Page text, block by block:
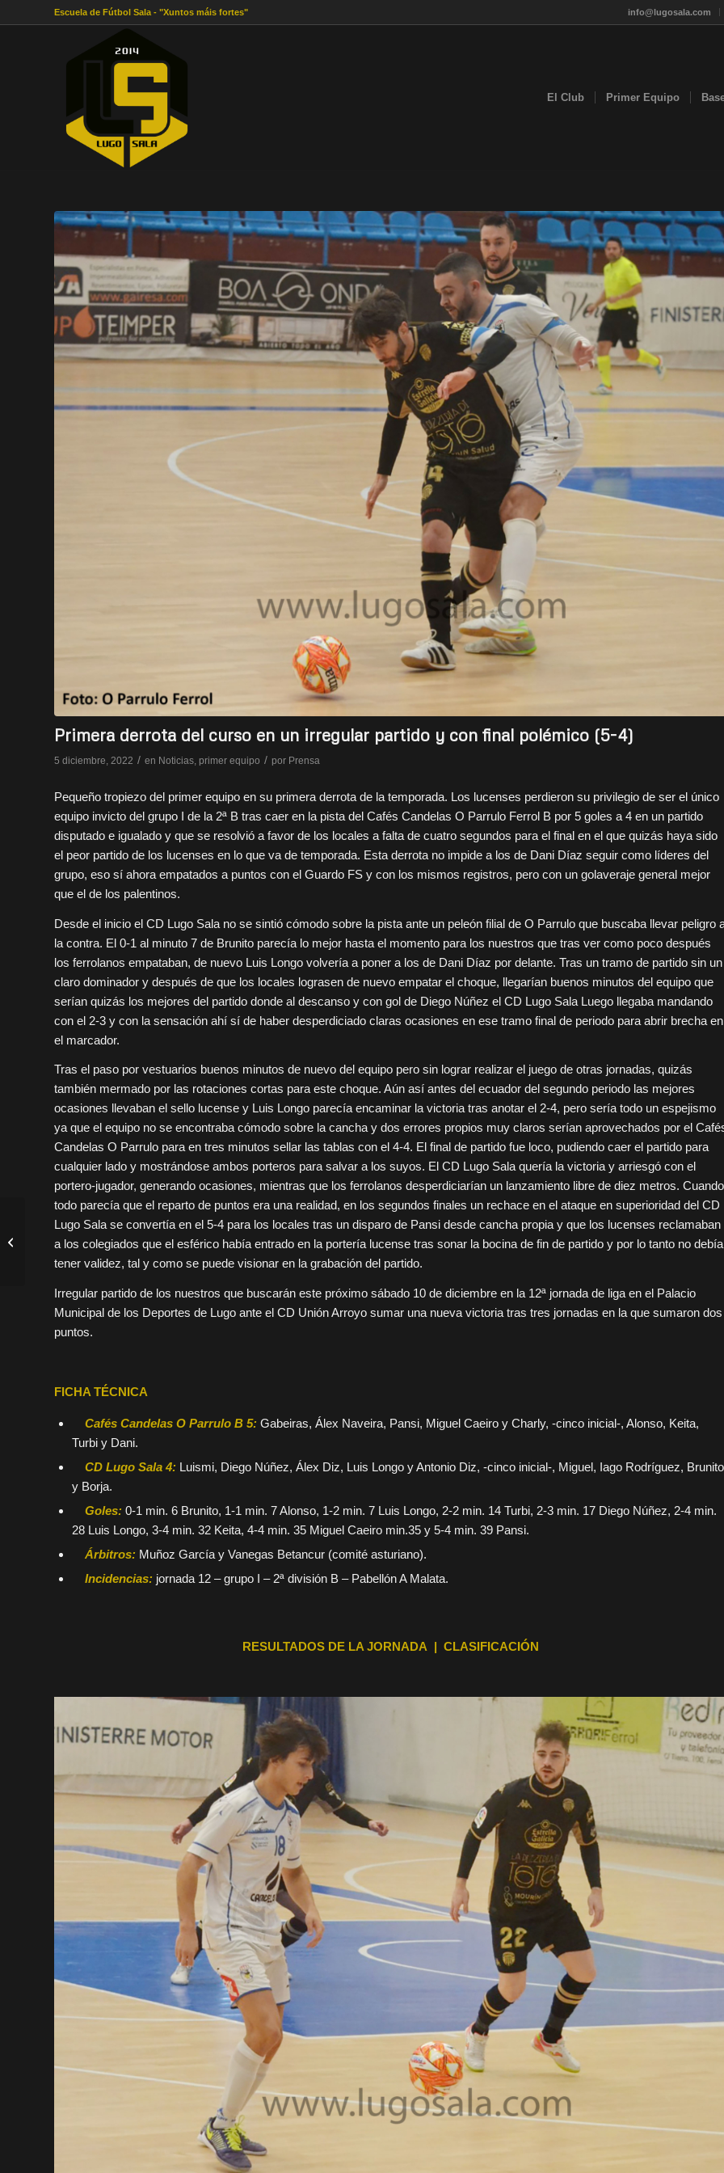
info@lugosala.com
Escuela de Fútbol Sala - "Xuntos máis fortes"
El Club Primer Equipo
Primera derrota del curso en un irregular partido y con final polémico (5-4)
5 diciembre, 2022 / en Noticias, primer equipo / por Prensa
Pequeño tropiezo del primer equipo en su primera derrota de la temporada. Los lucenses perdieron su privilegio de ser el único
equipo invicto del grupo I de la 2ª B tras caer en la pista del Cafés Candelas O Parrulo Ferrol B por 5 goles a 4 en un partido
disputado e igualado y que se resolvió a favor de los locales a falta de cuatro segundos para el final en el que quizás haya sido
el peor partido de los lucenses en lo que va de temporada. Esta derrota no impide a los de Dani Díaz seguir como líderes del
grupo, eso sí ahora empatados a puntos con el Guardo FS y con los mismos registros, pero con un golaveraje general mejor
que el de los palentinos.
Desde el inicio el CD Lugo Sala no se sintió cómodo sobre la pista ante un peleón filial de O Parrulo que buscaba llevar peligro
la contra. El 0-1 al minuto 7 de Brunito parecía lo mejor hasta el momento para los nuestros que tras ver como poco después
los ferrolanos empataban, de nuevo Luis Longo volvería a poner a los de Dani Díaz por delante. Tras un tramo de partido sin un
claro dominador y después de que los locales lograsen de nuevo empatar el choque, llegarían buenos minutos del equipo que
serían quizás los mejores del partido donde al descanso y con gol de Diego Núñez el CD Lugo Sala Luego llegaba mandando
con el 2-3 y con la sensación ahí sí de haber desperdiciado claras ocasiones en ese tramo final de periodo para abrir brecha en
el marcador.
Tras el paso por vestuarios buenos minutos de nuevo del equipo pero sin lograr realizar el juego de otras jornadas, quizás
también mermado por las rotaciones cortas para este choque. Aún así antes del ecuador del segundo periodo las mejores
ocasiones llevaban el sello lucense y Luis Longo parecía encaminar la victoria tras anotar el 2-4, pero sería todo un espejismo
ya que el equipo no se encontraba cómodo sobre la cancha y dos errores propios muy claros serían aprovechados por el
Candelas O Parrulo para en tres minutos sellar las tablas con el 4-4. El final de partido fue loco, pudiendo caer el partido para
cualquier lado y mostrándose ambos porteros para salvar a los suyos. El CD Lugo Sala quería la victoria y arriesgó con el
portero-jugador, generando ocasiones, mientras que los ferrolanos desperdiciarían un lanzamiento libre de diez metros. Cuando
todo parecía que el reparto de puntos era una realidad, en los segundos finales un rechace en el ataque en superioridad del CD
Lugo Sala se convertía en el 5-4 para los locales tras un disparo de Pansi desde cancha propia y que los lucenses reclamaban
a los colegiados que el esférico había entrado en la portería lucense tras sonar la bocina de fin de partido y por lo tanto no debía
tener validez, tal y como se puede visionar en la grabación del partido.
Irregular partido de los nuestros que buscarán este próximo sábado 10 de diciembre en la 12ª jornada de liga en el Palacio
Municipal de los Deportes de Lugo ante el CD Unión Arroyo sumar una nueva victoria tras tres jornadas en la que sumaron dos
puntos.
FICHA TÉCNICA
Cafés Candelas O Parrulo B 5: Gabeiras, Álex Naveira, Pansi, Miguel Caeiro y Charly, -cinco inicial-, Alonso, Keita,
Turbi y Dani.
CD Lugo Sala 4: Luismi, Diego Núñez, Álex Diz, Luis Longo y Antonio Diz, -cinco inicial-, Miguel, Iago Rodríguez, Brunito
y Borja.
Goles: 0-1 min. 6 Brunito, 1-1 min. 7 Alonso, 1-2 min. 7 Luis Longo, 2-2 min. 14 Turbi, 2-3 min. 17 Diego Núñez, 2-4 min.
28 Luis Longo, 3-4 min. 32 Keita, 4-4 min. 35 Miguel Caeiro min.35 y 5-4 min. 39 Pansi.
Árbitros: Muñoz García y Vanegas Betancur (comité asturiano).
Incidencias: jornada 12 – grupo I – 2ª división B – Pabellón A Malata.
RESULTADOS DE LA JORNADA | CLASIFICACIÓN
RESULTADOS: el
infantil más líder tras
vencer a O Parrulo